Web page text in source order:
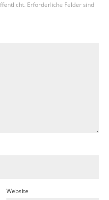
Erforderliche Felder sind
Website